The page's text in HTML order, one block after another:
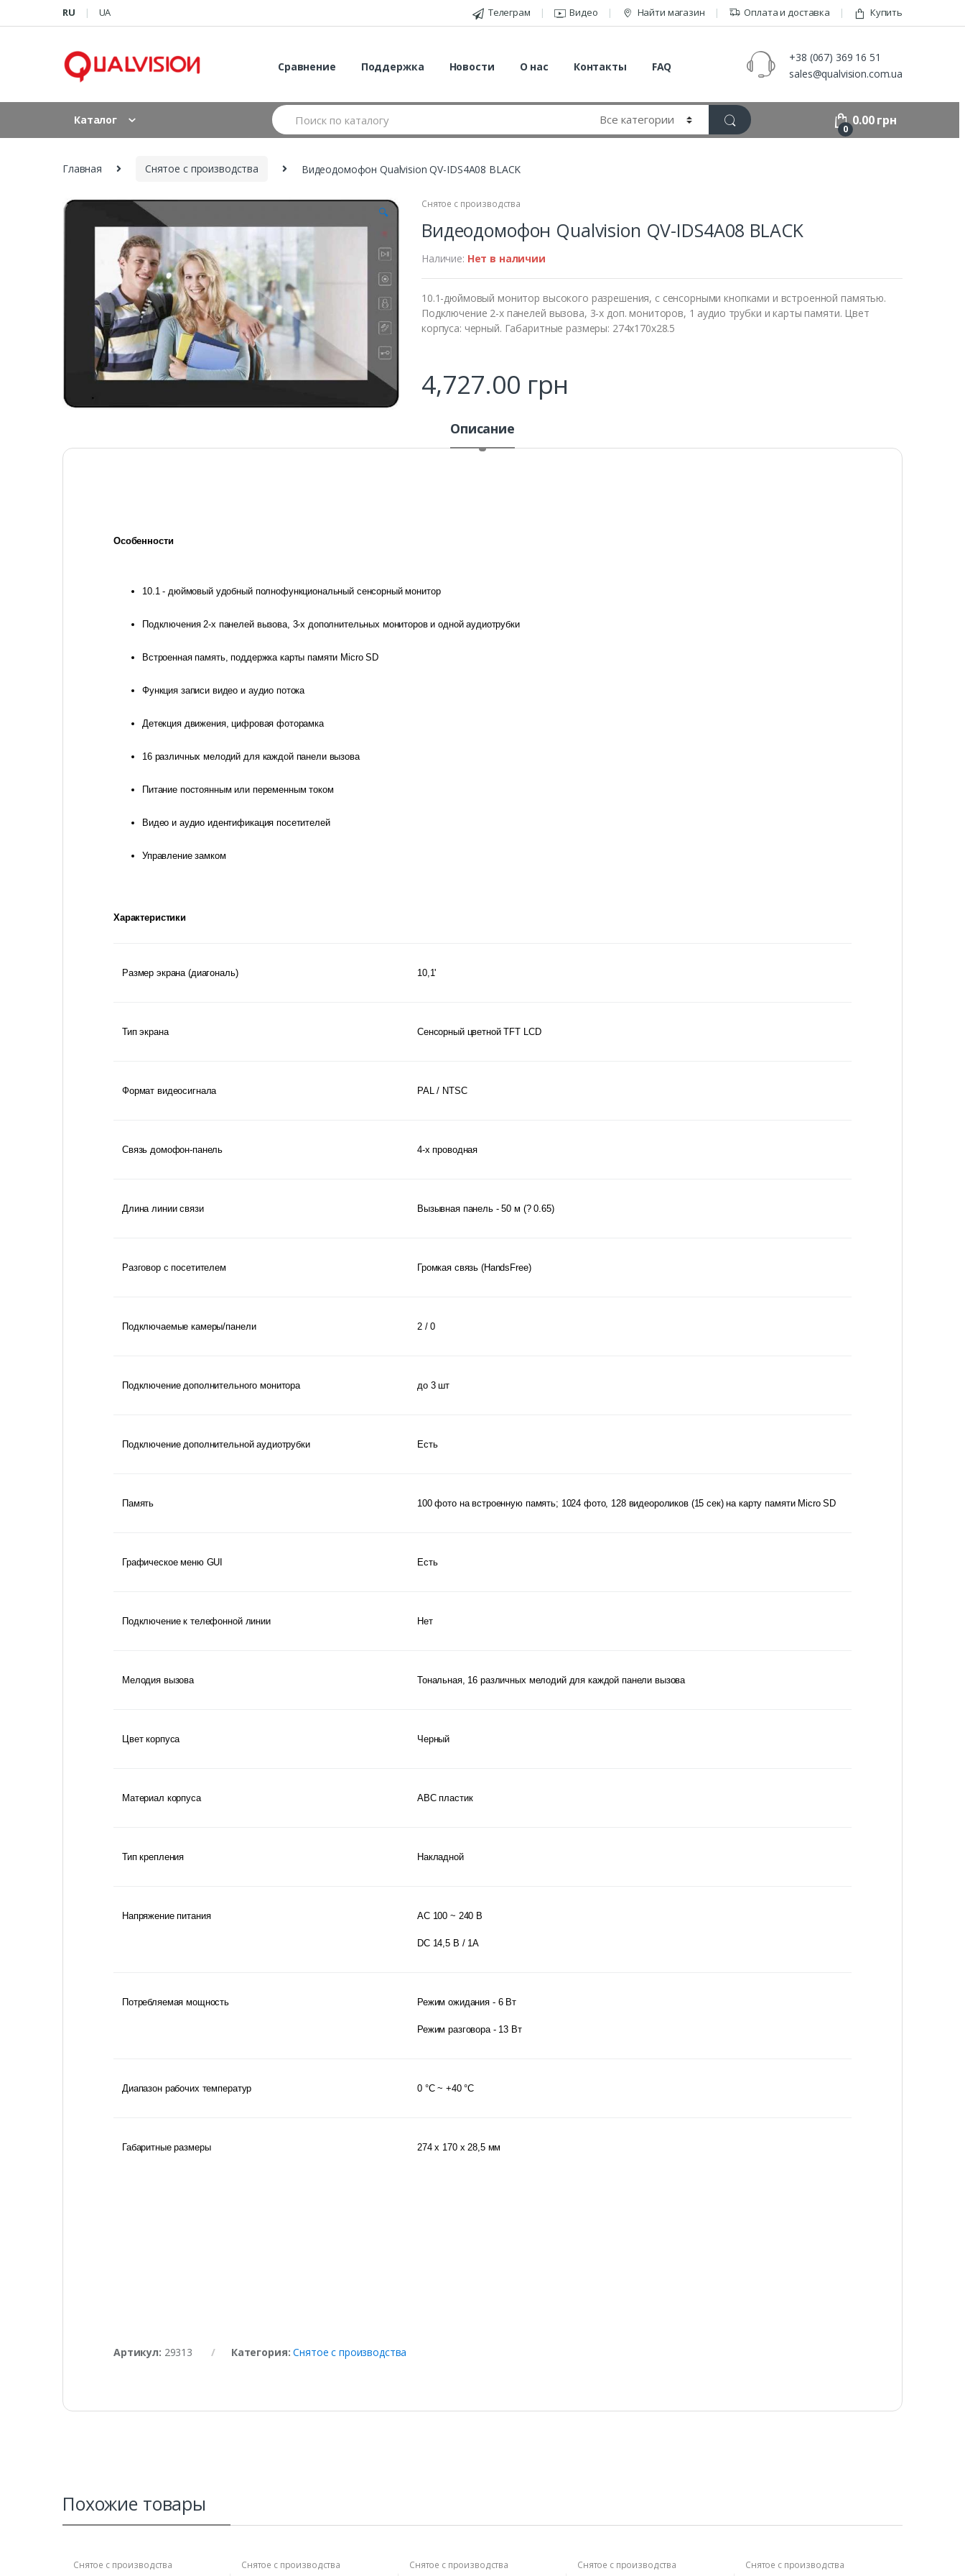
Skip to navigation
Skip to contentRU UA Телеграм Видео Найти магазин Оплата и доставка Купить
Сравнение Поддержка Новости О нас Контакты FAQ
+38 (067) 369 16 51
sales@qualvision.com.ua
Каталог
S
e
a
o
:
0
0.00грн
Главная Снятое с производства Видеодомофон Qualvision QV-IDS4A08 BLACK
🔍
Снятое с производства
Видеодомофон Qualvision QV-IDS4A08 BLACK
Наличие: Нет в наличии
10.1-дюймовый монитор высокого разрешения, с сенсорными кнопками и встроенной памятью.
Подключение 2-х панелей вызова, 3-х доп. мониторов, 1 аудио трубки и карты памяти. Цвет
корпуса: черный. Габаритные размеры: 274х170х28.5
4,727.00 грн
Описание
Особенности
10.1 - дюймовый удобный полнофункциональный сенсорный монитор
Подключения 2-х панелей вызова, 3-х дополнительных мониторов и одной аудиотрубки
Встроенная память, поддержка карты памяти Micro SD
Функция записи видео и аудио потока
Детекция движения, цифровая фоторамка
16 различных мелодий для каждой панели вызова
Питание постоянным или переменным током
Видео и аудио идентификация посетителей
Управление замком
Характеристики
Размер экрана (диагональ) 10,1'
Тип экрана Сенсорный цветной TFT LCD
Формат видеосигнала PAL / NTSC
Связь домофон-панель 4-х проводная
Длина линии связи Вызывная панель - 50 м (? 0.65)
Разговор с посетителем Громкая связь (HandsFree)
Подключаемые камеры/панели 2 / 0
Подключение дополнительного монитора до 3 шт
Подключение дополнительной аудиотрубки Есть
Память 100 фото на встроенную память; 1024 фото, 128 видеороликов (15 сек) на карту памяти Micro SD
Графическое меню GUI Есть
Подключение к телефонной линии Нет
Мелодия вызова Тональная, 16 различных мелодий для каждой панели вызова
Цвет корпуса Черный
Материал корпуса ABC пластик
Тип крепления Накладной
Напряжение питания АС 100 ~ 240 В
DC 14,5 В / 1А
Потребляемая мощность Режим ожидания - 6 Вт
Режим разговора - 13 Вт
Диапазон рабочих температур 0 °С ~ +40 °С
Габаритные размеры 274 x 170 x 28,5 мм
Артикул: 29313 Категория:Снятое с производства
Похожие товары
Снятое с производства Снятое с производства Снятое с производства Снятое с производства Снятое с производства